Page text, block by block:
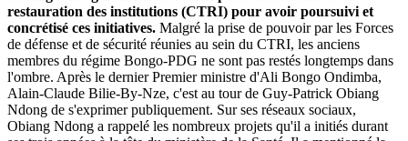
restauration des institutions (CTRI) pour avoir poursuivi et
concrétisé ces initiatives. Malgré la prise de pouvoir par les Forces
de défense et de sécurité réunies au sein du CTRI, les anciens
membres du régime Bongo-PDG ne sont pas restés longtemps dans
l'ombre. Après le dernier Premier ministre d'Ali Bongo Ondimba,
Alain-Claude Bilie-By-Nze, c'est au tour de Guy-Patrick Obiang
Ndong de s'exprimer publiquement. Sur ses réseaux sociaux,
Obiang Ndong a rappelé les nombreux projets qu'il a initiés durant